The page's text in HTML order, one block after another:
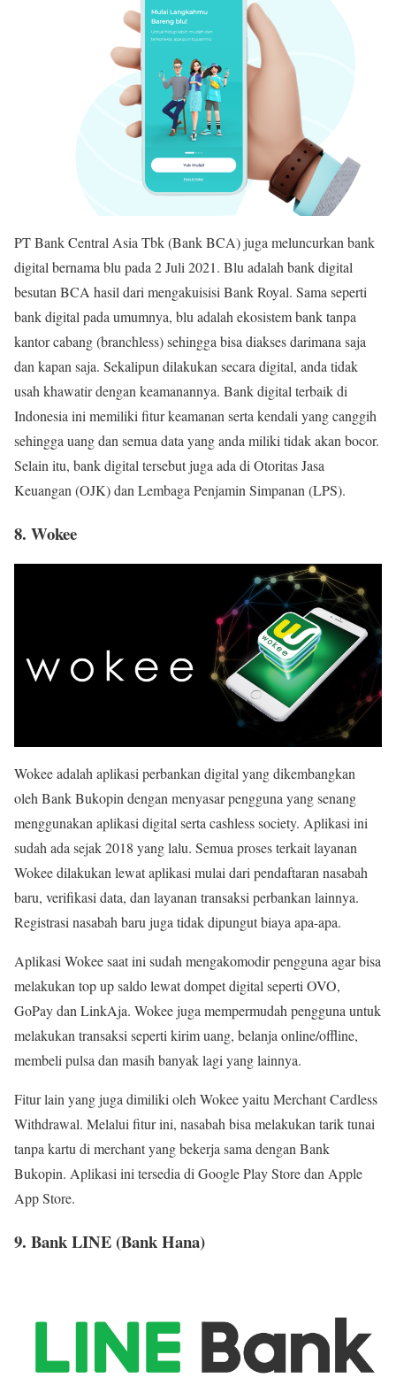
PT Bank Central Asia Tbk (Bank BCA) juga meluncurkan bank
digital bernama blu pada 2 Juli 2021. Blu adalah bank digital
besutan BCA hasil dari mengakuisisi Bank Royal. Sama seperti
bank digital pada umumnya, blu adalah ekosistem bank tanpa
kantor cabang (branchless) sehingga bisa diakses darimana saja
dan kapan saja. Sekalipun dilakukan secara digital, anda tidak
usah khawatir dengan keamanannya. Bank digital terbaik di
Indonesia ini memiliki fitur keamanan serta kendali yang canggih
sehingga uang dan semua data yang anda miliki tidak akan bocor.
Selain itu, bank digital tersebut juga ada di Otoritas Jasa
Keuangan (OJK) dan Lembaga Penjamin Simpanan (LPS).
8. Wokee
Wokee adalah aplikasi perbankan digital yang dikembangkan
oleh Bank Bukopin dengan menyasar pengguna yang senang
menggunakan aplikasi digital serta cashless society. Aplikasi ini
sudah ada sejak 2018 yang lalu. Semua proses terkait layanan
Wokee dilakukan lewat aplikasi mulai dari pendaftaran nasabah
baru, verifikasi data, dan layanan transaksi perbankan lainnya.
Registrasi nasabah baru juga tidak dipungut biaya apa-apa.
Aplikasi Wokee saat ini sudah mengakomodir pengguna agar bisa
melakukan top up saldo lewat dompet digital seperti OVO,
GoPay dan LinkAja. Wokee juga mempermudah pengguna untuk
melakukan transaksi seperti kirim uang, belanja online/offline,
membeli pulsa dan masih banyak lagi yang lainnya.
Fitur lain yang juga dimiliki oleh Wokee yaitu Merchant Cardless
Withdrawal. Melalui fitur ini, nasabah bisa melakukan tarik tunai
tanpa kartu di merchant yang bekerja sama dengan Bank
Bukopin. Aplikasi ini tersedia di Google Play Store dan Apple
App Store.
9. Bank LINE (Bank Hana)